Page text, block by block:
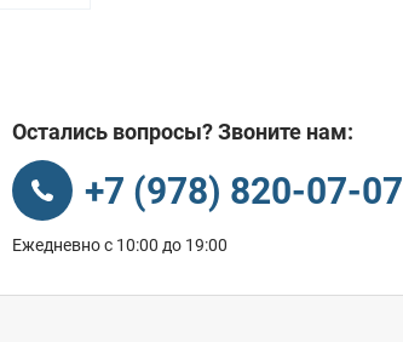
Остались вопросы? Звоните нам:
+7 (978) 820-07-07
Ежедневно с 10:00 до 19:00